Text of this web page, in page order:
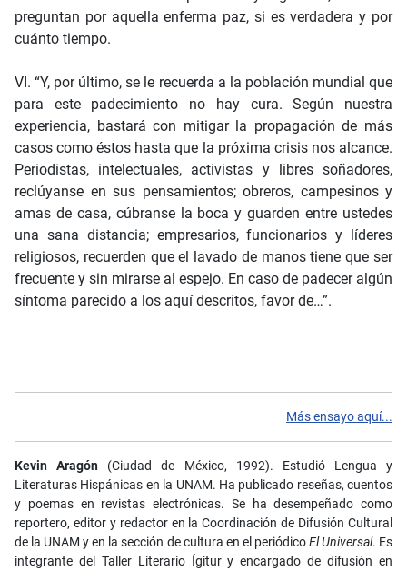
preguntan por aquella enferma paz, si es verdadera y por
cuánto tiempo.
VI. “Y, por último, se le recuerda a la población mundial que
para este padecimiento no hay cura. Según nuestra
experiencia, bastará con mitigar la propagación de más
casos como éstos hasta que la próxima crisis nos alcance.
Periodistas, intelectuales, activistas y libres soñadores,
reclúyanse en sus pensamientos; obreros, campesinos y
amas de casa, cúbranse la boca y guarden entre ustedes
una sana distancia; empresarios, funcionarios y líderes
religiosos, recuerden que el lavado de manos tiene que ser
frecuente y sin mirarse al espejo. En caso de padecer algún
síntoma parecido a los aquí descritos, favor de…”.
Más ensayo aquí...
Kevin Aragón (Ciudad de México, 1992). Estudió Lengua y
Literaturas Hispánicas en la UNAM. Ha publicado reseñas, cuentos
y poemas en revistas electrónicas. Se ha desempeñado como
reportero, editor y redactor en la Coordinación de Difusión Cultural
de la UNAM y en la sección de cultura en el periódicoEl Universal. Es
integrante del Taller Literario Ígitur y encargado de difusión en